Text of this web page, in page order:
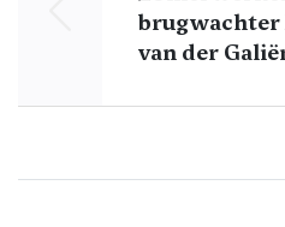
van der